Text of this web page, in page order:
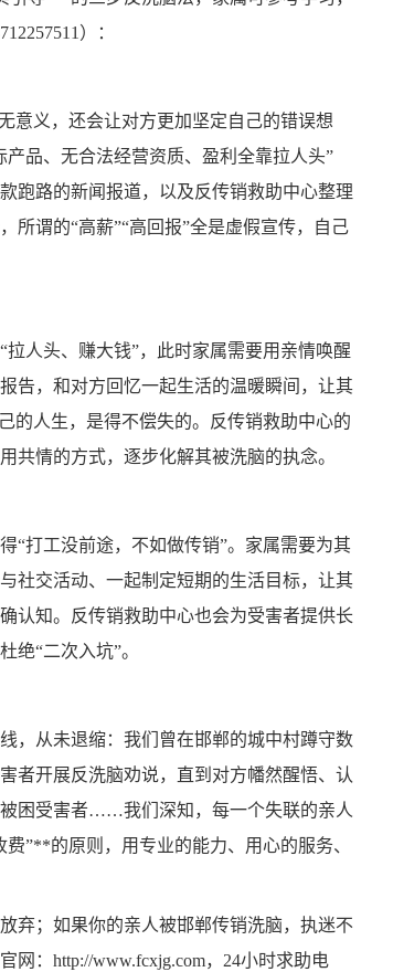
）：
意义，还会让对方更加坚定自己的错误想
品、无合法经营资质、盈利全靠拉人头”
跑路的新闻报道，以及反传销救助中心整理
所谓的“高薪”“高回报”全是虚假宣传，自己
人头、赚大钱”，此时家属需要用亲情唤醒
告，和对方回忆一起生活的温暖瞬间，让其
的人生，是得不偿失的。反传销救助中心的
共情的方式，逐步化解其被洗脑的执念。
“打工没前途，不如做传销”。家属需要为其
社交活动、一起制定短期的生活目标，让其
认知。反传销救助中心也会为受害者提供长
绝“二次入坑”。
，从未退缩：我们曾在邯郸的城中村蹲守数
者开展反洗脑劝说，直到对方幡然醒悟、认
困受害者……我们深知，每一个失联的亲人
”**的原则，用专业的能力、用心的服务、
弃；如果你的亲人被邯郸传销洗脑，执迷不
网：http://www.fcxjg.com，24小时求助电